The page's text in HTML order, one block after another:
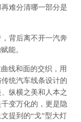
难分清哪一部分是
背后离不开一汽奔
能。
线和面的交织，用
统汽车线条设计的
纵横之美和人本之
变万化的，更是隐
提到的“戈”型大灯